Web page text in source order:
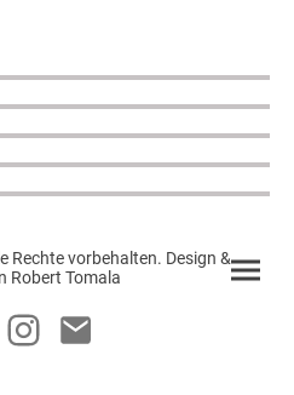
Rechte vorbehalten. Design &
Robert Tomala